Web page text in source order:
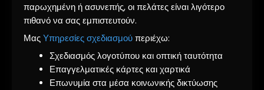
παρωχημένη ή ασυνεπής, οι πελάτες είναι λιγότερο
πιθανό να σας εμπιστευτούν.
Μας Υπηρεσίες σχεδιασμού περιέχω:
Σχεδιασμός λογοτύπου και οπτική ταυτότητα
Επαγγελματικές κάρτες και χαρτικά
Επωνυμία στα μέσα κοινωνικής δικτύωσης